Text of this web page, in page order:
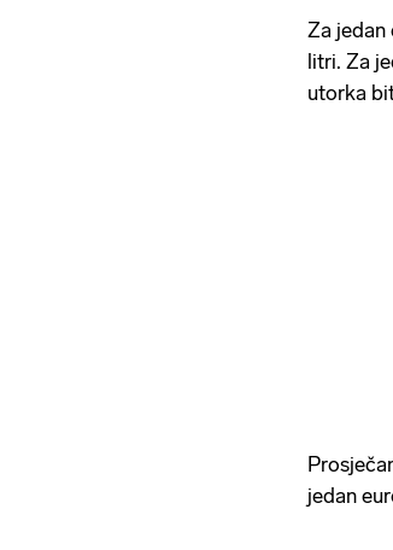
Za jedan
litri. Za
utorka
jedan